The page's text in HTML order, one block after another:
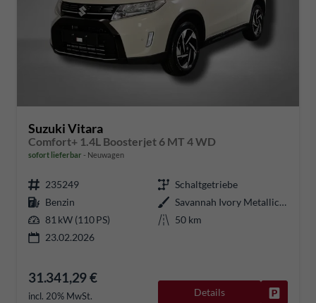
Suzuki Vitara
Comfort+ 1.4L Boosterjet 6 MT 4 WD
sofort lieferbar Neuwagen
235249
Schaltgetriebe
Benzin
Savannah Ivory Metallic / Cosmic Black Pearl Metallic
81 kW (110 PS)
50 km
23.02.2026
31.341,29 €
incl. 20% MwSt.
Details